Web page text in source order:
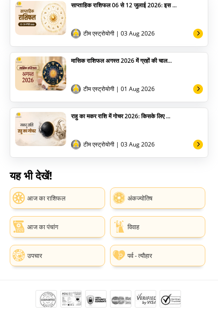
साप्ताहिक राशिफल 06 से 12 जुलाई 2026: इस ...
टीम एस्ट्रोयोगी | 03 Aug 2026
मासिक राशिफल अगस्त 2026 में ग्रहों की चाल...
टीम एस्ट्रोयोगी | 01 Aug 2026
राहु का मकर राशि में गोचर 2026: किसके लिए ...
टीम एस्ट्रोयोगी | 03 Aug 2026
यह भी देखें!
आज का राशिफल अंकज्योतिष
आज का पंचांग विवाह
उपचार पर्व - त्यौहार